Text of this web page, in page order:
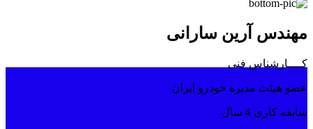
مهندس آرین سارانی
کــــارشناس فنی
عضو هیئت مدیره خودرو ایران
سابقه کاری 4 سال